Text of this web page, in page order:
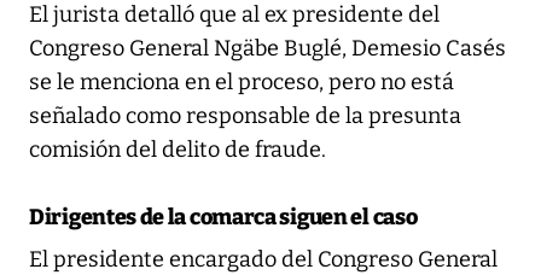
El jurista detalló que al ex presidente del
Congreso General Ngäbe Buglé, Demesio Casés
se le menciona en el proceso, pero no está
señalado como responsable de la presunta
comisión del delito de fraude.
Dirigentes de la comarca siguen el caso
El presidente encargado del Congreso General